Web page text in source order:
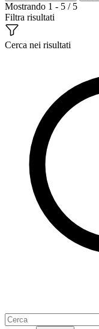
Mostrando 1 - 5 / 5
Filtra risultati
Cerca nei risultati